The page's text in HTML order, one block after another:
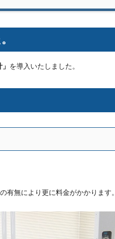
を導入いたしました。
無により更に料金がかかります。